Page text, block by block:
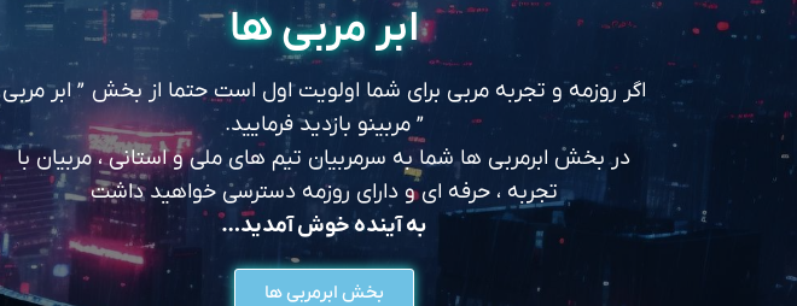
ابر مربی ها
اگر روزمه و تجربه مربی برای شما اولویت اول است حتما از بخش ” ابر مربی
” مربینو بازدید فرمایید.
در بخش ابرمربی ها شما به سرمربیان تیم های ملی و استانی ، مربیان با
تجربه ، حرفه ای و دارای روزمه دسترسی خواهید داشت
به آینده خوش آمدید…
بخش ابرمربی ها